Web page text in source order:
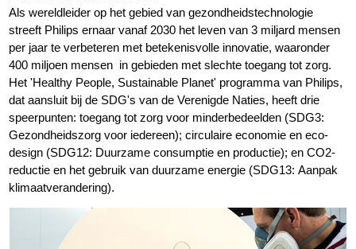
Als wereldleider op het gebied van gezondheidstechnologie
streeft Philips ernaar vanaf 2030 het leven van 3 miljard mensen
per jaar te verbeteren met betekenisvolle innovatie, waaronder
400 miljoen mensen in gebieden met slechte toegang tot zorg.
Het 'Healthy People, Sustainable Planet' programma van Philips,
dat aansluit bij de SDG's van de Verenigde Naties, heeft drie
speerpunten: toegang tot zorg voor minderbedeelden (SDG3:
Gezondheidszorg voor iedereen); circulaire economie en eco-
design (SDG12: Duurzame consumptie en productie); en CO2-
reductie en het gebruik van duurzame energie (SDG13: Aanpak
klimaatverandering).